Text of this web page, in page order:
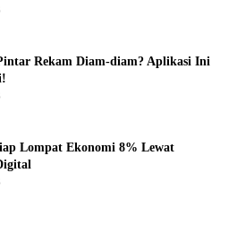
Rekam Diam-diam? Aplikasi Ini
Lompat Ekonomi 8% Lewat